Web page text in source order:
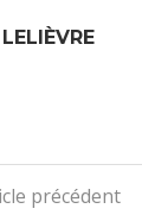
précédent